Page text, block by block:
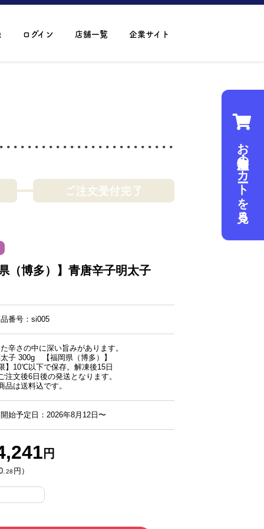
ログイン 店舗一覧 企業サイト
ご注文受付完了
県（博多）】青唐辛子明太子
番号：si005
辛さの中に深い旨みがあります。
子 300g 【福岡県（博多）】
】10℃以下で保存。解凍後15日
注文後6日後の発送となります。
品は送料込です。
始予定日：2026年8月12日〜
円
28 円）
お魚・海産物のカートを見る